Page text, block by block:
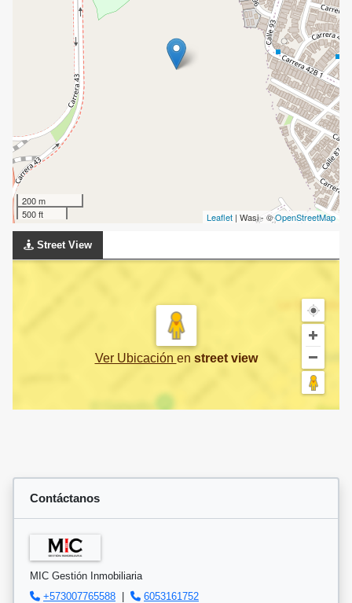
200 m
500 ft
Leaflet | Wasi - ©OpenStreetMap
Street View
Ver Ubicación en street view
Contáctanos
MIC Gestión Inmobiliaria
+573007765588 |
6053161752